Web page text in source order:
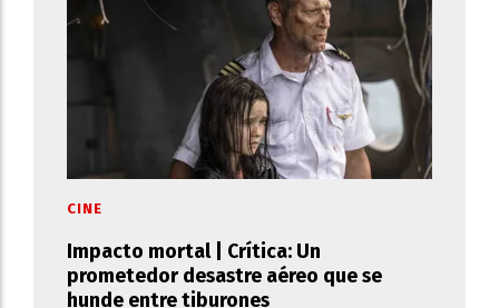
Impacto mortal | Crítica: Un
prometedor desastre aéreo que se
hunde entre tiburones
CINE